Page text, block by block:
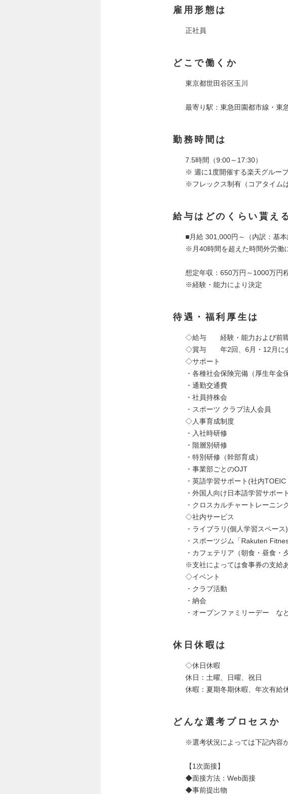
雇用形態は
正社員
どこで働くか
東京都世田谷区玉川
最寄り駅：東急田園都市線・東
勤務時間は
7.5時間（9:00～17:30）
※ 週に1度開催する楽天グルー
※フレックス制有（コアタイム
給与はどのくらい貰え
■月給 301,000円～（内訳：基
※月40時間を超えた時間外労働
想定年収：650万円～1000万円
※経験・能力により決定
待遇・福利厚生は
◇給与 経験・能力および前職
◇賞与 年2回、6月・12月に会
◇サポート
・各種社会保険完備（厚生年金
・通勤交通費
・社員持株会
・スポーツ クラブ法人会員
◇人事育成制度
・入社時研修
・階層別研修
・特別研修（幹部育成）
・事業部ごとのOJT
・英語学習サポート(社内
・外国人向け日本語学習サポート
・クロスカルチャートレーニン
◇社内サービス
・ライブラリ(個人学習スペース)
・スポーツジム「Rakuten
・カフェテリア（朝食・昼食・
※支社によっては食事券の支給
◇イベント
・クラブ活動
・納会
・オープンファミリーデー な
休日休暇は
◇休日休暇
休日：土曜、日曜、祝日
休暇：夏期冬期休暇、年次有給
どんな選考プロセスか
※選考状況によっては下記内容
【1次面接】
◆面接方法：Web面接
◆事前提出物